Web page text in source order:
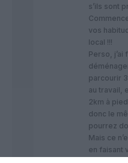
s’ils sont
vos
local !!!
Perso, j’ai
parcourir
au travail,
2km à
donc le
pourrez
Mais ce
en faisant